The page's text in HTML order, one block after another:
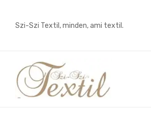
Szi-Szi Textil, minden, ami textil.